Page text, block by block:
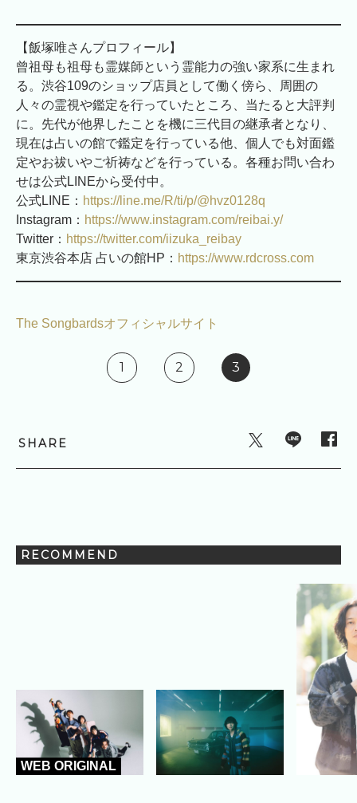
【飯塚唯さんプロフィール】
曾祖母も祖母も霊媒師という霊能力の強い家系に生まれ
る。渋谷109のショップ店員として働く傍ら、周囲の
人々の霊視や鑑定を行っていたところ、当たると大評判
に。先代が他界したことを機に三代目の継承者となり、
現在は占いの館で鑑定を行っている他、個人でも対面鑑
定やお祓いやご祈祷などを行っている。各種お問い合わ
せは公式LINEから受付中。
公式LINE： https://line.me/R/ti/p/@hvz0128q
Instagram： https://www.instagram.com/reibai.y/
Twitter： https://twitter.com/iizuka_reibay
東京渋谷本店 占いの館HP： https://www.rdcross.com
The Songbardsオフィシャルサイト
1 2 3
SHARE
RECOMMEND
WEB ORIGINAL